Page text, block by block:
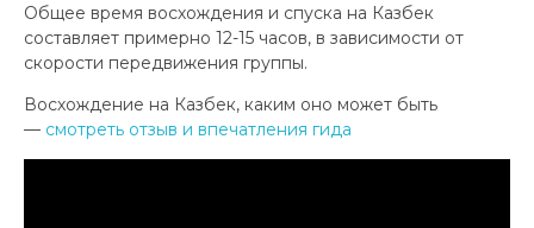
Общее время восхождения и спуска на Казбек
составляет примерно 12-15 часов, в зависимости от
скорости передвижения группы.
Восхождение на Казбек, каким оно может быть
— смотреть отзыв и впечатления гида